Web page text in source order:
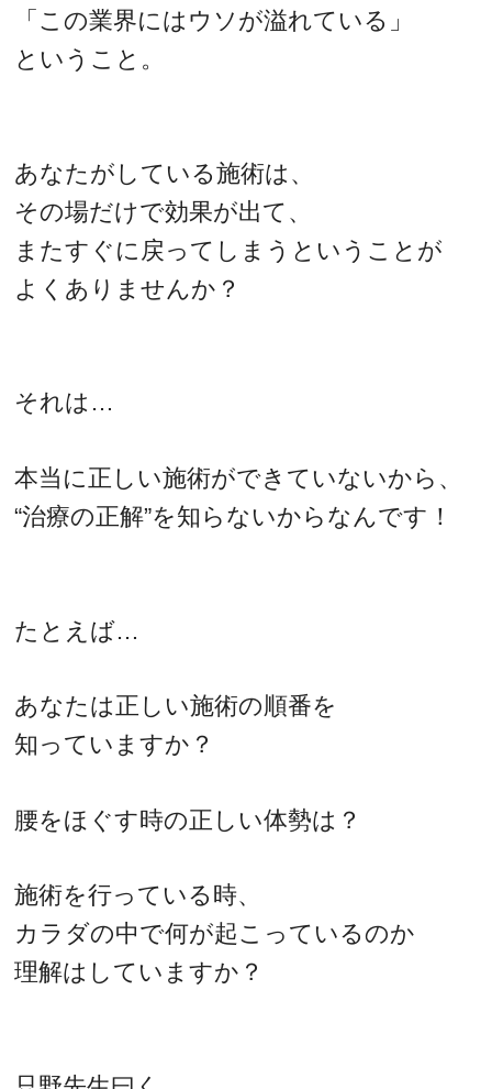
「この業界にはウソが溢れている」
ということ。
あなたがしている施術は、
その場だけで効果が出て、
またすぐに戻ってしまうということが
よくありませんか？
それは…
本当に正しい施術ができていないから、
“治療の正解”を知らないからなんです！
たとえば…
あなたは正しい施術の順番を
知っていますか？
腰をほぐす時の正しい体勢は？
施術を行っている時、
カラダの中で何が起こっているのか
理解はしていますか？